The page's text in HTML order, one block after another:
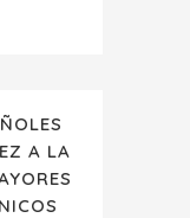
A LA